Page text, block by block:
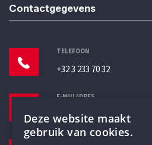
Contactgegevens
TELEFOON
+32 3 233 70 32
E-MAILADRES
Deze website maakt
gebruik van cookies.